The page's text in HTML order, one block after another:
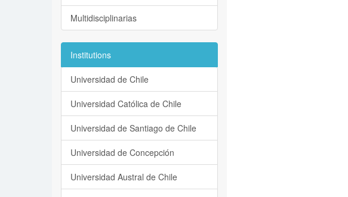
Multidisciplinarias
Institutions
Universidad de Chile
Universidad Católica de Chile
Universidad de Santiago de Chile
Universidad de Concepción
Universidad Austral de Chile